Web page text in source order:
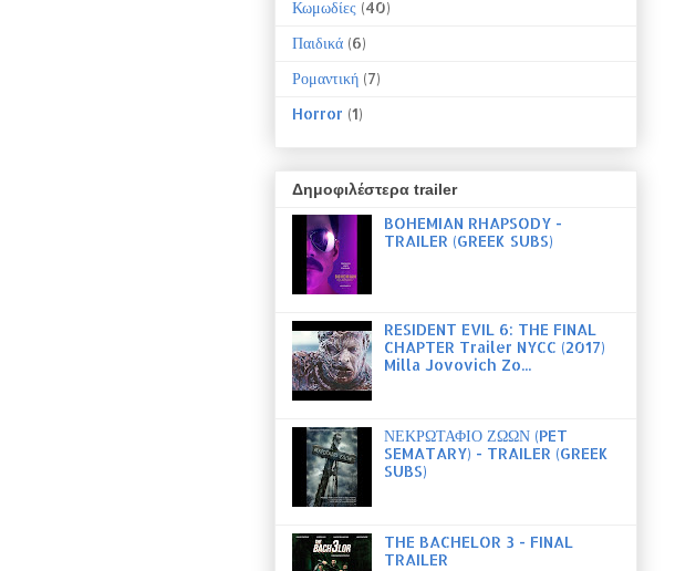
Κωμωδίες (40)
Παιδικά (6)
Ρομαντική (7)
Horror (1)
Δημοφιλέστερα trailer
BOHEMIAN RHAPSODY -
TRAILER (GREEK SUBS)
RESIDENT EVIL 6: THE FINAL
CHAPTER Trailer NYCC (2017)
Milla Jovovich Zo...
ΝΕΚΡΩΤΑΦΙΟ ΖΩΩΝ (PET
SEMATARY) - TRAILER (GREEK
SUBS)
THE BACHELOR 3 - FINAL
TRAILER